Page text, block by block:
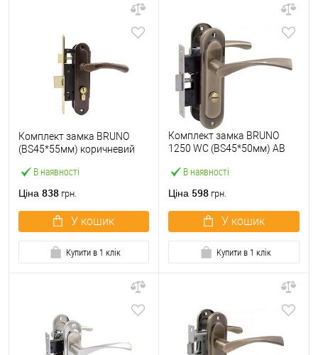
В наявності
Комплект замка BRUNO
(BS45*55мм) коричневий
Ціна 838 грн.
У кошик
Купити в 1 клік
В наявності
Комплект замка BRUNO
1250 WC (BS45*50мм) AB
Ціна 598 грн.
У кошик
Купити в 1 клік